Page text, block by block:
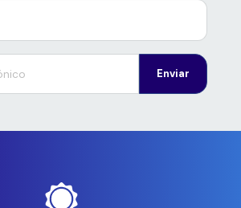
Enviar